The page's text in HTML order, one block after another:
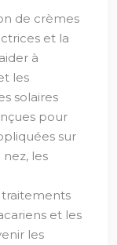
de crèmes
et la
à
les
solaires
pour
sur
les
traitements
et les
les